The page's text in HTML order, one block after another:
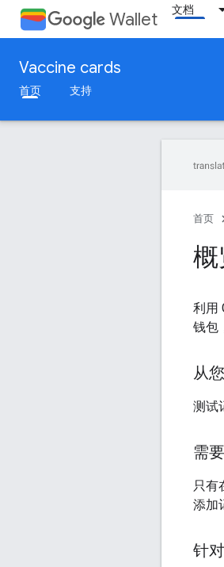
Wallet 文档
Vaccine cards
首页
支持
首页
利用
钱包
从
测试
需
只有
添加
针